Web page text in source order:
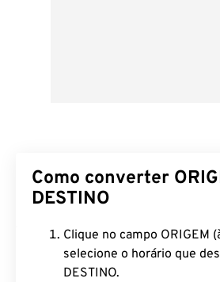
Como converter
DESTINO
Clique no campo ORIGEM
selecione o horário que
DESTINO.